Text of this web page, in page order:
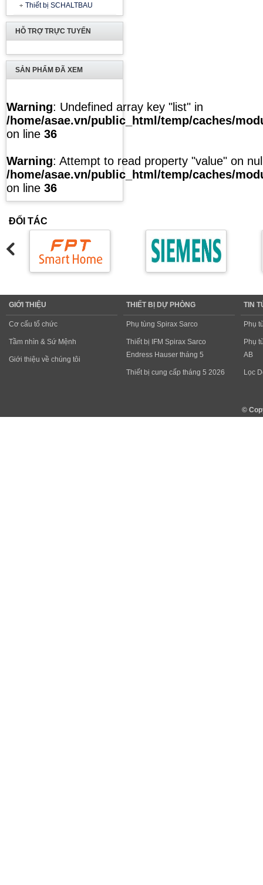
Thiết bị SCHALTBAU
HỖ TRỢ TRỰC TUYẾN
SẢN PHẨM ĐÃ XEM
Warning: Undefined array key "list" in
/home/asae.vn/public_html/temp/caches/
on line 36
Warning: Attempt to read property "value" on
/home/asae.vn/public_html/temp/caches/
on line 36
ĐỐI TÁC
GIỚI THIỆU
Cơ cấu tổ chức
Tầm nhìn & Sứ Mệnh
Giới thiệu về chúng tôi
THIẾT BỊ DỰ PHÒNG
Phụ tùng Spirax Sarco
Thiết bị IFM Spirax Sarco
Endress Hauser tháng 5
Thiết bị cung cấp tháng 5 2026
TIN
Phụ
Phụ
AB
Lọc
©